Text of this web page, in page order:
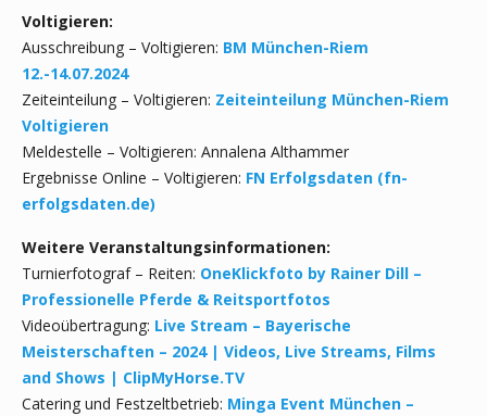
Voltigieren:
Ausschreibung – Voltigieren: BM München-Riem
12.-14.07.2024
Zeiteinteilung – Voltigieren: Zeiteinteilung München-Riem
Voltigieren
Meldestelle – Voltigieren: Annalena Althammer
Ergebnisse Online – Voltigieren: FN Erfolgsdaten (fn-
erfolgsdaten.de)
Weitere Veranstaltungsinformationen:
Turnierfotograf – Reiten: OneKlickfoto by Rainer Dill –
Professionelle Pferde & Reitsportfotos
Videoübertragung: Live Stream – Bayerische
Meisterschaften – 2024 | Videos, Live Streams, Films
and Shows | ClipMyHorse.TV
Catering und Festzeltbetrieb: Minga Event München –